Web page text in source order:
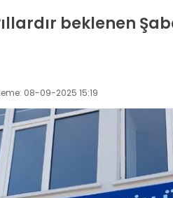
beklenen
08-09-2025 15:19